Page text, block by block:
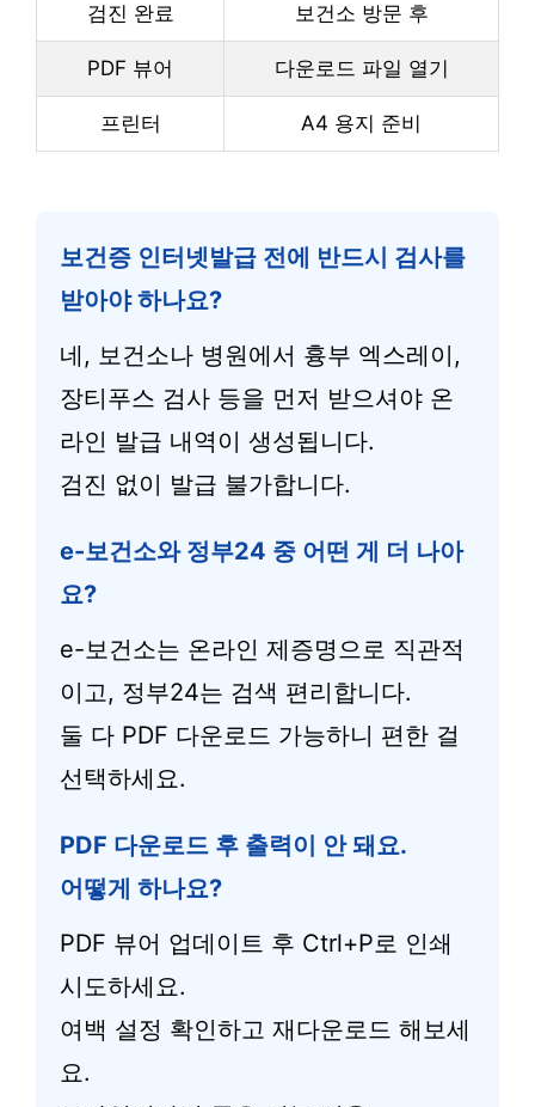
검진 완료 보건소 방문 후
PDF 뷰어 다운로드 파일 열기
프린터 A4 용지 준비
보건증 인터넷발급 전에 반드시 검사를
받아야 하나요?
네, 보건소나 병원에서 흉부 엑스레이,
장티푸스 검사 등을 먼저 받으셔야 온
라인 발급 내역이 생성됩니다.
검진 없이 발급 불가합니다.
e-보건소와 정부24 중 어떤 게 더 나아
요?
e-보건소는 온라인 제증명으로 직관적
이고, 정부24는 검색 편리합니다.
둘 다 PDF 다운로드 가능하니 편한 걸
선택하세요.
PDF 다운로드 후 출력이 안 돼요.
어떻게 하나요?
PDF 뷰어 업데이트 후 Ctrl+P로 인쇄
시도하세요.
여백 설정 확인하고 재다운로드 해보세
요.